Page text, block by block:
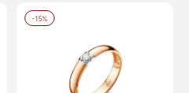
-15%